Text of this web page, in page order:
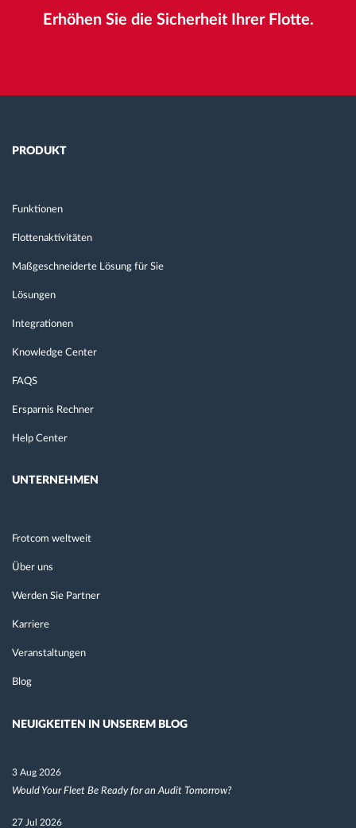
Erhöhen Sie die Sicherheit Ihrer Flotte.
PRODUKT
Funktionen
Flottenaktivitäten
Maßgeschneiderte Lösung für Sie
Lösungen
Integrationen
Knowledge Center
FAQS
Ersparnis Rechner
Help Center
UNTERNEHMEN
Frotcom weltweit
Über uns
Werden Sie Partner
Karriere
Veranstaltungen
Blog
NEUIGKEITEN IN UNSEREM BLOG
3 Aug 2026
Would Your Fleet Be Ready for an Audit Tomorrow?
27 Jul 2026